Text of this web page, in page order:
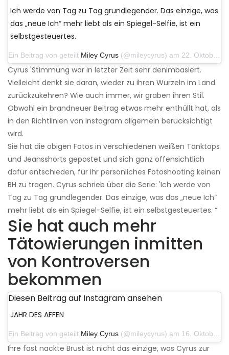
Ich werde von Tag zu Tag grundlegender. Das einzige, was
das „neue Ich“ mehr liebt als ein Spiegel-Selfie, ist ein
selbstgesteuertes.
Ein Beitrag von geteilt Miley Cyrus (@mileycyrus) am 22. Oktober 2019 um 11:39 Uhr PDT
Cyrus 'Stimmung war in letzter Zeit sehr denimbasiert.
Vielleicht denkt sie daran, wieder zu ihren Wurzeln im Land
zurückzukehren? Wie auch immer, wir graben ihren Stil.
Obwohl ein brandneuer Beitrag etwas mehr enthüllt hat, als
in den Richtlinien von Instagram allgemein berücksichtigt
wird.
Sie hat die obigen Fotos in verschiedenen weißen Tanktops
und Jeansshorts gepostet und sich ganz offensichtlich
dafür entschieden, für ihr persönliches Fotoshooting keinen
BH zu tragen. Cyrus schrieb über die Serie: 'Ich werde von
Tag zu Tag grundlegender. Das einzige, was das „neue Ich“
mehr liebt als ein Spiegel-Selfie, ist ein selbstgesteuertes. “
Sie hat auch mehr
Tätowierungen inmitten
von Kontroversen
bekommen
Diesen Beitrag auf Instagram ansehen
JAHR DES AFFEN
Ein Beitrag von geteilt Miley Cyrus (@mileycyrus) am 16. Oktober 2019 um 19:04 Uhr PDT
Ihre fast nackte Brust ist nicht das einzige, was Cyrus zur